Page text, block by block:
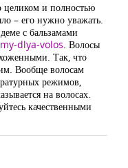
целиком и полностью
– его нужно уважать.
с бальзамами
dlya-volos. Волосы
Так, что
Вообще волосам
режимов,
на волосах.
качественными